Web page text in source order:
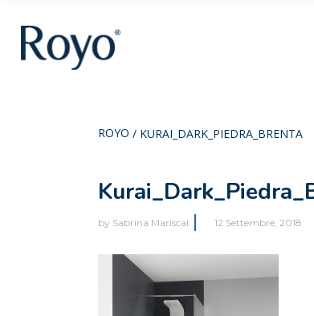
ROYO / KURAI_DARK_PIEDRA_BRENTA
by Sabrina Mariscal 12 Settembre, 2018